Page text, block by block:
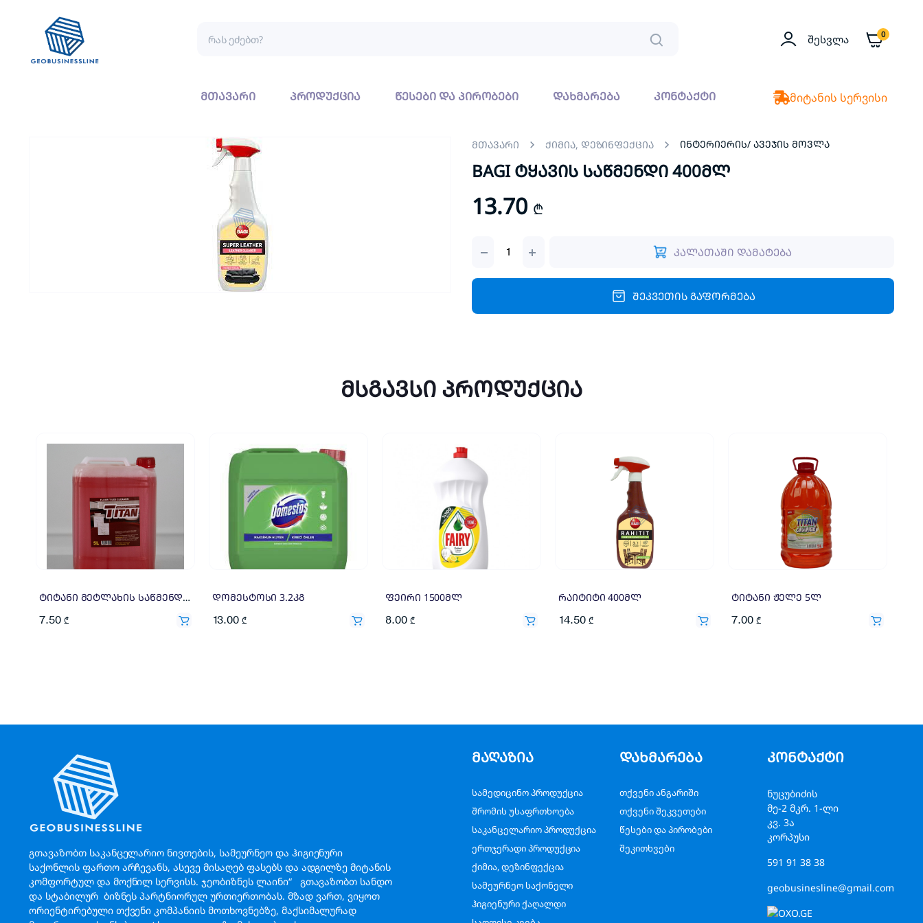
Შესვლა 0
მთავარი პროდუქცია წესები და პირობები დახმარება კონტაქტი მიტანის სერვისი
მთავარი ქიმია, დეზინფექცია ინტერიერის/ ავეჯის მოვლა
BAGI ტყავის საწმენდი 400მლ
13.70 ₾
ტყავის
400მლ
კალათაში დამატება
შეკვეთის გაფორმება
მსგავსი პროდუქცია
ტიტანი მეტლახის საწმენდი 5ლ
7.50 ₾
დომესტოსი 3.2კგ
13.00 ₾
ფეირი 1500მლ
8.00 ₾
რაიტიტი 400მლ
14.50 ₾
ტიტანი ჟელე 5ლ
7.00 ₾
გთავაზობთ საკანცელარიო ნივთების, სამეურნეო და ჰიგიენური
საქონლის ფართო არჩევანს, ასევე მისაღებ ფასებს და ადგილზე მიტანის
კომფორტულ და მოქნილ სერვისს. ჯეობიზნეს ლაინი“ გთავაზობთ სანდო
და სტაბილურ ბიზნეს პარტნიორულ ურთიერთობას. მზად ვართ, ვიყოთ
ორიენტირებული თქვენი კომპანიის მოთხოვნებზე, მაქსიმალურად
მაღაზია
სამედიცინო პროდუქცია
შრომის უსაფრთხოება
საკანცელარიო პროდუქცია
ერთჯერადი პროდუქცია
ქიმია, დეზინფექცია
სამეურნეო საქონელი
ჰიგიენური ქაღალდი
დახმარება
თქვენი ანგარიში
თქვენი შეკვეთები
წესები და პირობები
შეკითხვები
კონტაქტი
ნუცუბიძის
მე-2 მკრ. 1-ლი
კვ. 3ა
კორპუსი
591 91 38 38
geobusinesline@gmail.com